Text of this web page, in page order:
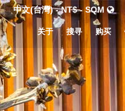
中文(台灣) - NT$ - SQM
关于 搜寻 购买